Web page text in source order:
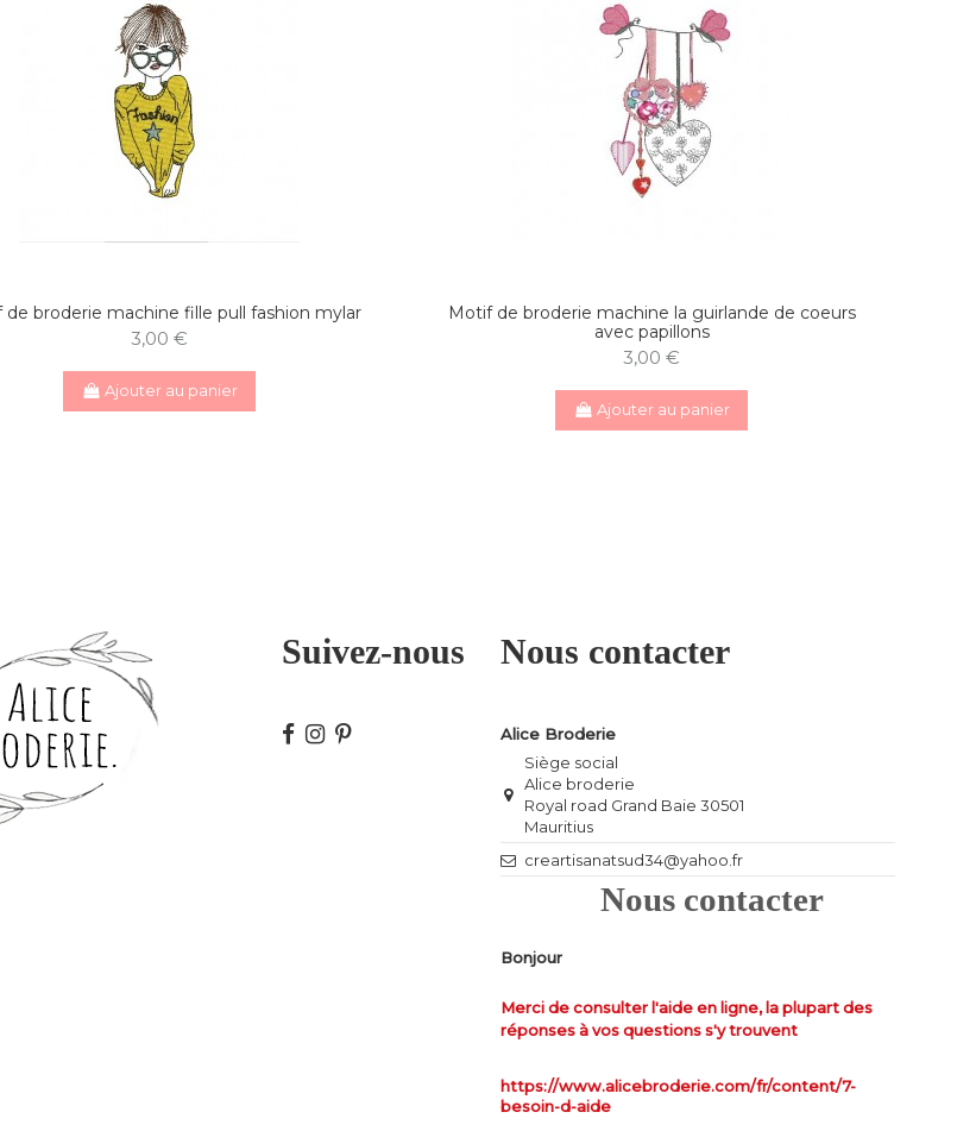
de broderie machine fille pull fashion mylar
3,00 €
Ajouter au panier
Motif de broderie machine la guirlande de coeurs
avec papillons
3,00 €
Ajouter au panier
Nous contacter
Alice Broderie
Siège social
Alice broderie
Royal road Grand Baie 30501
Mauritius
creartisanatsud34@yahoo.fr
Nous contacter
Bonjour
Merci de consulter l'aide en ligne, la plupart des
réponses à vos questions s'y trouvent
https://www.alicebroderie.com/fr/content/7-
besoin-d-aide
Suivez-nous